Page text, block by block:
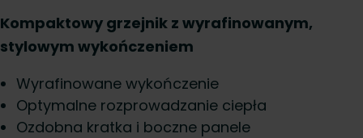
Kompaktowy grzejnik z wyrafinowanym,
stylowym wykończeniem
Wyrafinowane wykończenie
Optymalne rozprowadzanie ciepła
Ozdobna kratka i boczne panele